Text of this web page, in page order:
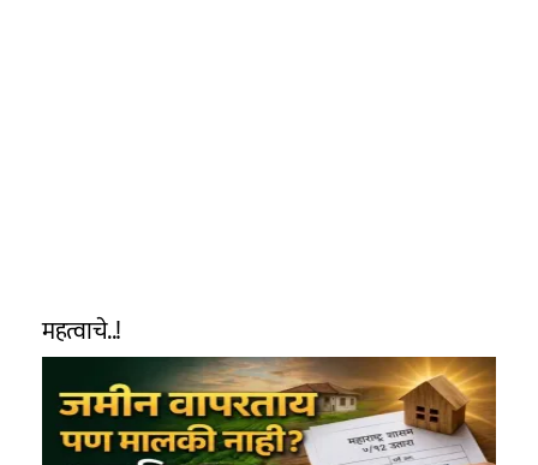
महत्वाचे..!